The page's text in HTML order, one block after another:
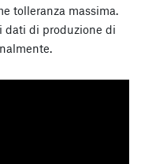
tolleranza massima.
dati di produzione di